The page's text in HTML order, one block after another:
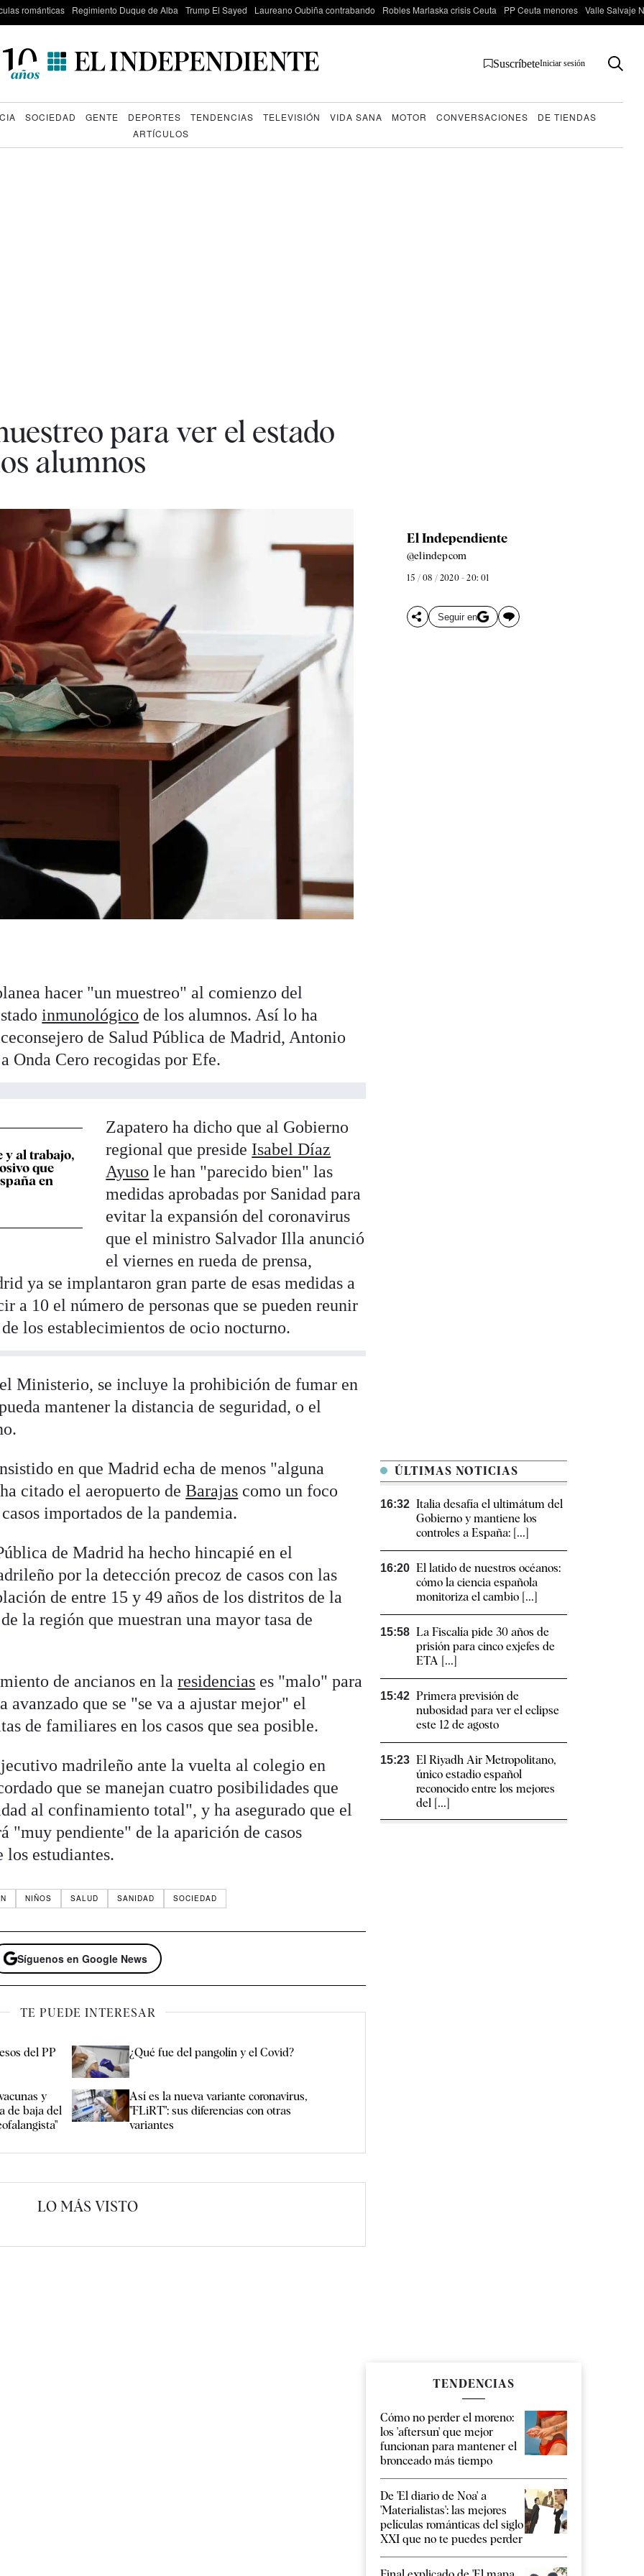
románticas Regimiento Duque de Alba Trump El Sayed Laureano Oubiña contrabando Robles Marlaska crisis Ceuta PP Ceuta menores Valle Salvaje
SuscríbeteIniciar sesión
SOCIEDAD GENTE DEPORTES TENDENCIAS TELEVISIÓN VIDA SANA MOTOR CONVERSACIONES
DE TIENDAS
ARTÍCULOS
para ver el estado
alumnos
El Independiente
@elindepcom
15 / 08 / 2020 - 20: 01
Seguir en
hacer "un muestreo" al comienzo del
inmunológico de los alumnos. Así lo ha
de Salud Pública de Madrid, Antonio
Onda Cero recogidas por Efe.
y al trabajo,
que
en
Zapatero ha dicho que al Gobierno
regional que preside Isabel Díaz
Ayuso le han "parecido bien" las
medidas aprobadas por Sanidad para
evitar la expansión del coronavirus
que el ministro Salvador Illa anunció
el viernes en rueda de prensa,
ya se implantaron gran parte de esas medidas a
a 10 el número de personas que se pueden reunir
los establecimientos de ocio nocturno.
Ministerio, se incluye la prohibición de fumar en
mantener la distancia de seguridad, o el
en que Madrid echa de menos "alguna
citado el aeropuerto deBarajas como un foco
importados de la pandemia.
de Madrid ha hecho hincapié en el
por la detección precoz de casos con las
de entre 15 y 49 años de los distritos de la
la región que muestran una mayor tasa de
de ancianos en laresidencias es "malo" para
avanzado que se "se va a ajustar mejor" el
de familiares en los casos que sea posible.
madrileño ante la vuelta al colegio en
que se manejan cuatro posibilidades que
al confinamiento total", y ha asegurado que el
"muy pendiente" de la aparición de casos
estudiantes.
NIÑOS SALUD SANIDAD SOCIEDAD
Síguenos en Google News
TE PUEDE INTERESAR
del PP ¿Qué fue del pangolín y el Covid?
y
de baja del
Así es la nueva variante coronavirus,
"FLiRT": sus diferencias con otras
variantes
LO MÁS VISTO
ÚLTIMAS NOTICIAS
16:32 Italia desafía el ultimátum del
Gobierno y mantiene los
controles a España: [...]
16:20 El latido de nuestros océanos:
cómo la ciencia española
monitoriza el cambio [...]
15:58 La Fiscalía pide 30 años de
prisión para cinco exjefes de
ETA [...]
15:42 Primera previsión de
nubosidad para ver el eclipse
este 12 de agosto
15:23 El Riyadh Air Metropolitano,
único estadio español
reconocido entre los mejores
del [...]
TENDENCIAS
Cómo no perder el moreno:
los 'aftersun' que mejor
funcionan para mantener el
bronceado más tiempo
De 'El diario de Noa' a
'Materialistas': las mejores
películas románticas del siglo
XXI que no te puedes perder